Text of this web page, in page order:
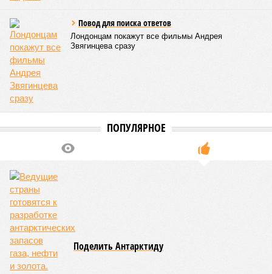
Третье место по кровожадности в рейтинге стихийных
бедствий занимает смертоносный циклон Бхола 1970 года,
ставший самым мощным среди себе подобных за всю
историю наблюдений. Он поразил территории современной
Бангладеш, тогда называвшейся Восточным Пакистаном, и
индийского штата Западная Бенгалия. Шторма унесли
жизни полумиллиона человек.
Кажется, стремящаяся сохранить свою чистоту природа
временем самыми «грязными» в плане производств, и
объяснить то, что в топ-10 природных катастроф почти все
места занимают бедствия, разразившиеся в Индии,
Пакистане, Бангладеш и Турции? Что характерно, Россию и
Европу подобные катастрофы никогда не затрагивали,
здесь беды были другими, включая массовый голод и
масштабные эпидемии вроде бубонной чумы (200 млн
погибших) или «испанки» (по разным оценкам, от 17,4 до
100 млн погибших во всём мире).